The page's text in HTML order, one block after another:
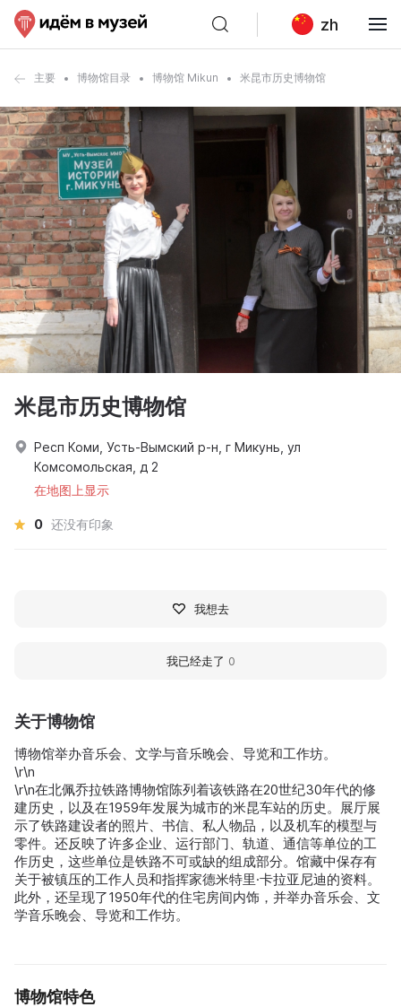
zh
主要 博物馆目录 博物馆 Mikun 米昆市历史博物馆
关于博物馆
博物馆举办音乐会、文学与音乐晚会、导览和工作坊。
\r\n
\r\n在北佩乔拉铁路博物馆陈列着该铁路在20世纪30年代的修
建历史，以及在1959年发展为城市的米昆车站的历史。展厅展
示了铁路建设者的照片、书信、私人物品，以及机车的模型与
零件。还反映了许多企业、运行部门、轨道、通信等单位的工
作历史，这些单位是铁路不可或缺的组成部分。馆藏中保存有
关于被镇压的工作人员和指挥家德米特里·卡拉亚尼迪的资料。
此外，还呈现了1950年代的住宅房间内饰，并举办音乐会、文
学音乐晚会、导览和工作坊。
博物馆特色
米昆市历史博物馆
Респ Коми, Усть-Вымский р-н, г Микунь, ул
Комсомольская, д 2
在地图上显示
0 还没有印象
我想去
我已经走了 0